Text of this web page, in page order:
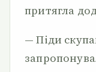
притягла
— Піди